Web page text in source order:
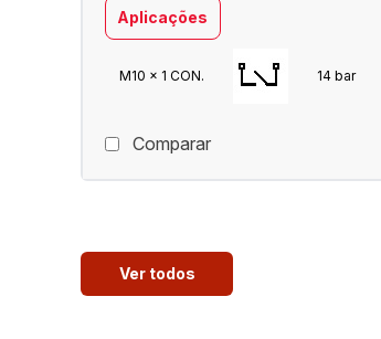
Aplicações
M10 x 1 CON. 14 bar
Comparar
Ver todos